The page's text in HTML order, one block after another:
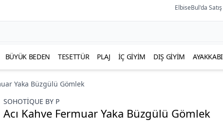
ElbiseBul'da
BÜYÜK BEDEN TESETTÜR PLAJ İÇ GIYIM DIŞ GIYIM AYAKKABI
Yaka Büzgülü Gömlek
SOHOTIQUE BY P
Acı Kahve Fermuar Yaka Büzgülü Gömlek